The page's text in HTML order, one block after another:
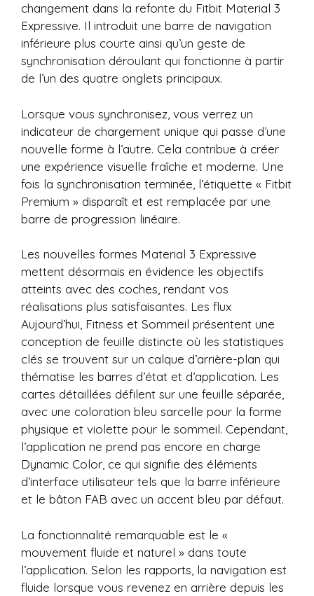
changement dans la refonte du Fitbit Material 3
Expressive. Il introduit une barre de navigation
inférieure plus courte ainsi qu’un geste de
synchronisation déroulant qui fonctionne à partir
de l’un des quatre onglets principaux.
Lorsque vous synchronisez, vous verrez un
indicateur de chargement unique qui passe d’une
nouvelle forme à l’autre. Cela contribue à créer
une expérience visuelle fraîche et moderne. Une
fois la synchronisation terminée, l’étiquette « Fitbit
Premium » disparaît et est remplacée par une
barre de progression linéaire.
Les nouvelles formes Material 3 Expressive
mettent désormais en évidence les objectifs
atteints avec des coches, rendant vos
réalisations plus satisfaisantes. Les flux
Aujourd’hui, Fitness et Sommeil présentent une
conception de feuille distincte où les statistiques
clés se trouvent sur un calque d’arrière-plan qui
thématise les barres d’état et d’application. Les
cartes détaillées défilent sur une feuille séparée,
avec une coloration bleu sarcelle pour la forme
physique et violette pour le sommeil. Cependant,
l’application ne prend pas encore en charge
Dynamic Color, ce qui signifie des éléments
d’interface utilisateur tels que la barre inférieure
et le bâton FAB avec un accent bleu par défaut.
La fonctionnalité remarquable est le «
mouvement fluide et naturel » dans toute
l’application. Selon les rapports, la navigation est
fluide lorsque vous revenez en arrière depuis les